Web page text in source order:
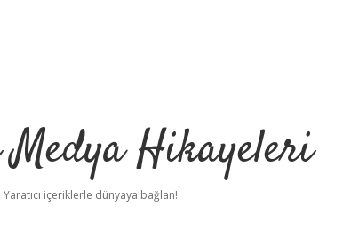
Hikayeleri
Yaratıcı içeriklerle dünyaya bağlan!